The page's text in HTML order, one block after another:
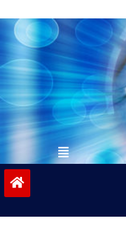
to
contentvinivida.lk